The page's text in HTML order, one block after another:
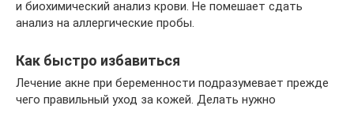
и биохимический анализ крови. Не помешает сдать
анализ на аллергические пробы.
Как быстро избавиться
Лечение акне при беременности подразумевает прежде
чего правильный уход за кожей. Делать нужно